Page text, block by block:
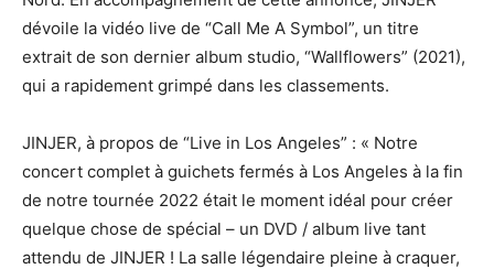
dévoile la vidéo live de “Call Me A Symbol”, un titre
extrait de son dernier album studio, “Wallflowers” (2021),
qui a rapidement grimpé dans les classements.
JINJER, à propos de “Live in Los Angeles” : « Notre
concert complet à guichets fermés à Los Angeles à la fin
de notre tournée 2022 était le moment idéal pour créer
quelque chose de spécial – un DVD / album live tant
attendu de JINJER ! La salle légendaire pleine à craquer,